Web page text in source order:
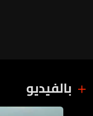
بالفيديو